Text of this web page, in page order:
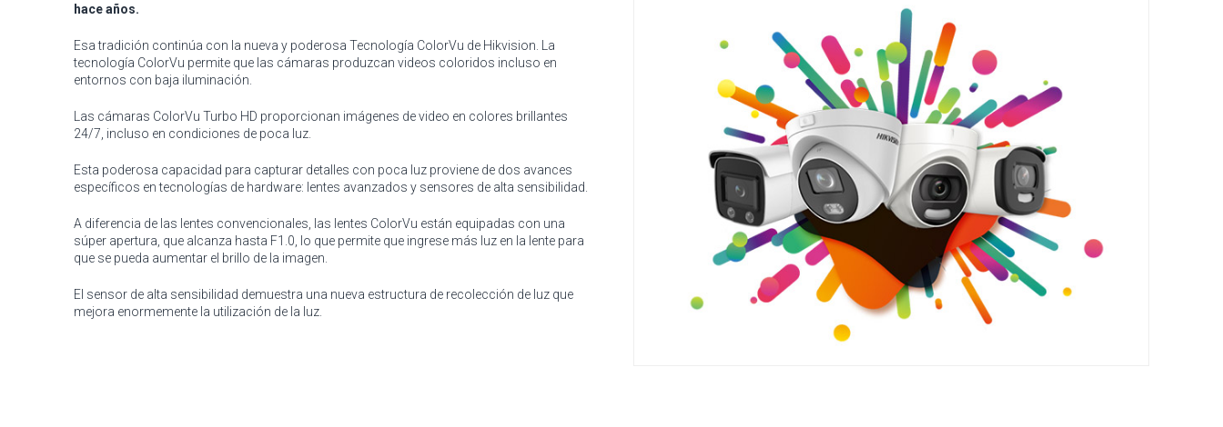
hace años.
Esa tradición continúa con la nueva y poderosa Tecnología ColorVu de Hikvision. La
tecnología ColorVu permite que las cámaras produzcan videos coloridos incluso en
entornos con baja iluminación.
Las cámaras ColorVu Turbo HD proporcionan imágenes de video en colores brillantes
24/7, incluso en condiciones de poca luz.
Esta poderosa capacidad para capturar detalles con poca luz proviene de dos avances
específicos en tecnologías de hardware: lentes avanzados y sensores de alta sensibilidad.
A diferencia de las lentes convencionales, las lentes ColorVu están equipadas con una
súper apertura, que alcanza hasta F1.0, lo que permite que ingrese más luz en la lente para
que se pueda aumentar el brillo de la imagen.
El sensor de alta sensibilidad demuestra una nueva estructura de recolección de luz que
mejora enormemente la utilización de la luz.